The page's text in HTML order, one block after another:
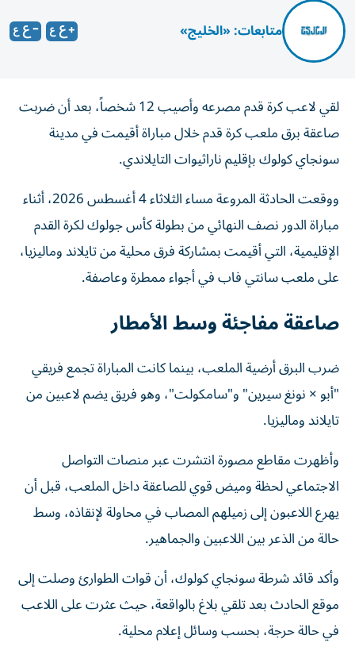
متابعات: «الخليج»
لقي لاعب كرة قدم مصرعه وأصيب 12 شخصاً، بعد أن ضربت
صاعقة برق ملعب كرة قدم خلال مباراة أقيمت في مدينة
سونجاي كولوك بإقليم ناراثيوات التايلاندي.
ووقعت الحادثة المروعة مساء الثلاثاء 4 أغسطس 2026، أثناء
مباراة الدور نصف النهائي من بطولة كأس جولوك لكرة القدم
الإقليمية، التي أقيمت بمشاركة فرق محلية من تايلاند وماليزيا،
على ملعب سانتي فاب في أجواء ممطرة وعاصفة.
صاعقة مفاجئة وسط الأمطار
ضرب البرق أرضية الملعب، بينما كانت المباراة تجمع فريقي
"أبو × نونغ سيرين" و"سامكولت"، وهو فريق يضم لاعبين من
تايلاند وماليزيا.
وأظهرت مقاطع مصورة انتشرت عبر منصات التواصل
الاجتماعي لحظة وميض قوي للصاعقة داخل الملعب، قبل أن
يهرع اللاعبون إلى زميلهم المصاب في محاولة لإنقاذه، وسط
حالة من الذعر بين اللاعبين والجماهير.
وأكد قائد شرطة سونجاي كولوك، أن قوات الطوارئ وصلت إلى
موقع الحادث بعد تلقي بلاغ بالواقعة، حيث عثرت على اللاعب
في حالة حرجة، بحسب وسائل إعلام محلية.